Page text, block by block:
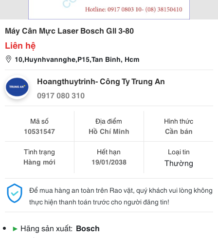
Máy Cân Mực Laser Bosch Gll 3-80
Liên hệ
10,Huynhvannghe,P15,Tan Binh, Hcm
Hoangthuytrinh- Công Ty Trung An
0917 080 310
Mã số
10531547
Địa điểm
Hồ Chí Minh
Hình thức
Cần bán
Tình trạng
Hàng mới
Hết hạn
19/01/2038
Loại tin
Thường
Để mua hàng an toàn trên Rao vặt, quý khách vui lòng không
thực hiện thanh toán trước cho người đăng tin!
▶ Hãng sản xuất: Bosch